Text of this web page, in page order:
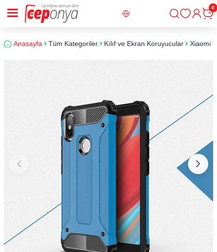
Giriş
0
Anasayfa Tüm Kategoriler Kılıf ve Ekran Koruyucular Xiaomi